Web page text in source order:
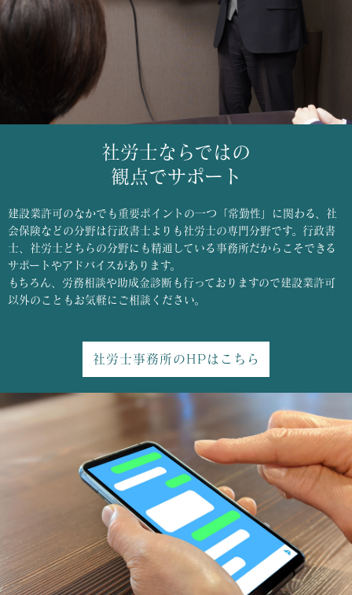
社労士ならではの
観点でサポート
建設業許可のなかでも重要ポイントの一つ「常勤性」に関わる、社
会保険などの分野は行政書士よりも社労士の専門分野です。行政書
士、社労士どちらの分野にも精通している事務所だからこそできる
サポートやアドバイスがあります。
もちろん、労務相談や助成金診断も行っておりますので建設業許可
以外のこともお気軽にご相談ください。
社労士事務所のHPはこちら